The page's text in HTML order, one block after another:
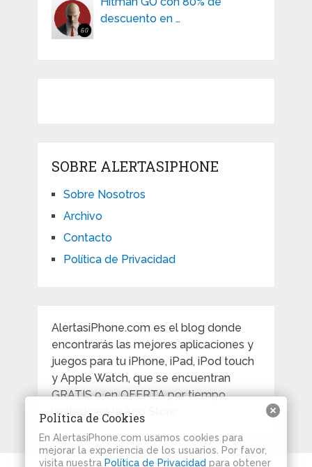
descuento en …
SOBRE ALERTASIPHONE
Sobre Nosotros
Archivo
Contacto
Política de Privacidad
AlertasiPhone.com es el blog donde
encontrarás las mejores aplicaciones y
juegos para tu iPhone, iPad, iPod touch
y Apple Watch, que se encuentran
GRATIS o en OFERTA por tiempo
limitado en la App Store.
Política de Cookies
En AlertasiPhone.com usamos cookies para
mejorar la experiencia de los usuarios. Por favor,
visita nuestra Política de Privacidad para obtener